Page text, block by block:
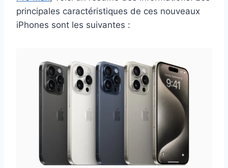
principales caractéristiques de ces nouveaux
iPhones sont les suivantes :